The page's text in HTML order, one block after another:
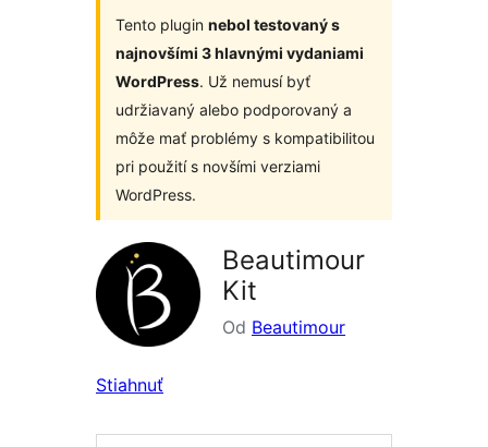
Tento plugin nebol testovaný s
najnovšími 3 hlavnými vydaniami
WordPress. Už nemusí byť
udržiavaný alebo podporovaný a
môže mať problémy s kompatibilitou
pri použití s novšími verziami
WordPress.
Beautimour
Kit
Od Beautimour
Stiahnuť